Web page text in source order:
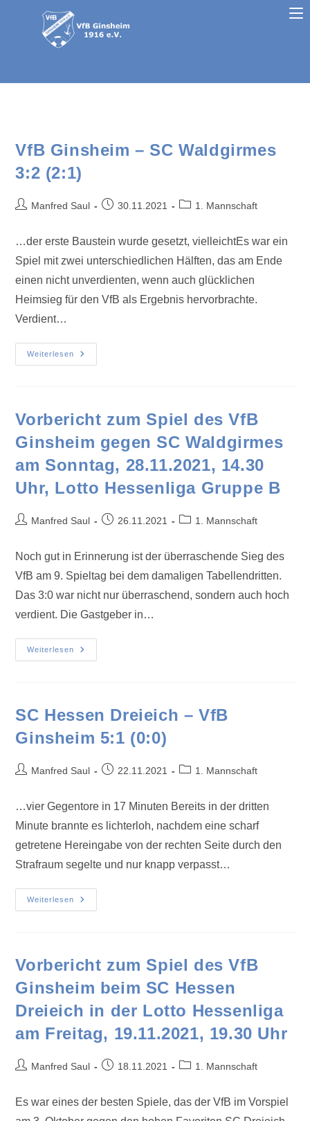
VfB Ginsheim – SC Waldgirmes
3:2 (2:1)
Manfred Saul 30.11.2021 1. Mannschaft
…der erste Baustein wurde gesetzt, vielleichtEs war ein
Spiel mit zwei unterschiedlichen Hälften, das am Ende
einen nicht unverdienten, wenn auch glücklichen
Heimsieg für den VfB als Ergebnis hervorbrachte.
Verdient…
Weiterlesen
Vorbericht zum Spiel des VfB
Ginsheim gegen SC Waldgirmes
am Sonntag, 28.11.2021, 14.30
Uhr, Lotto Hessenliga Gruppe B
Manfred Saul 26.11.2021 1. Mannschaft
Noch gut in Erinnerung ist der überraschende Sieg des
VfB am 9. Spieltag bei dem damaligen Tabellendritten.
Das 3:0 war nicht nur überraschend, sondern auch hoch
verdient. Die Gastgeber in…
Weiterlesen
SC Hessen Dreieich – VfB
Ginsheim 5:1 (0:0)
Manfred Saul 22.11.2021 1. Mannschaft
…vier Gegentore in 17 Minuten Bereits in der dritten
Minute brannte es lichterloh, nachdem eine scharf
getretene Hereingabe von der rechten Seite durch den
Strafraum segelte und nur knapp verpasst…
Weiterlesen
Vorbericht zum Spiel des VfB
Ginsheim beim SC Hessen
Dreieich in der Lotto Hessenliga
am Freitag, 19.11.2021, 19.30 Uhr
Manfred Saul 18.11.2021 1. Mannschaft
Es war eines der besten Spiele, das der VfB im Vorspiel